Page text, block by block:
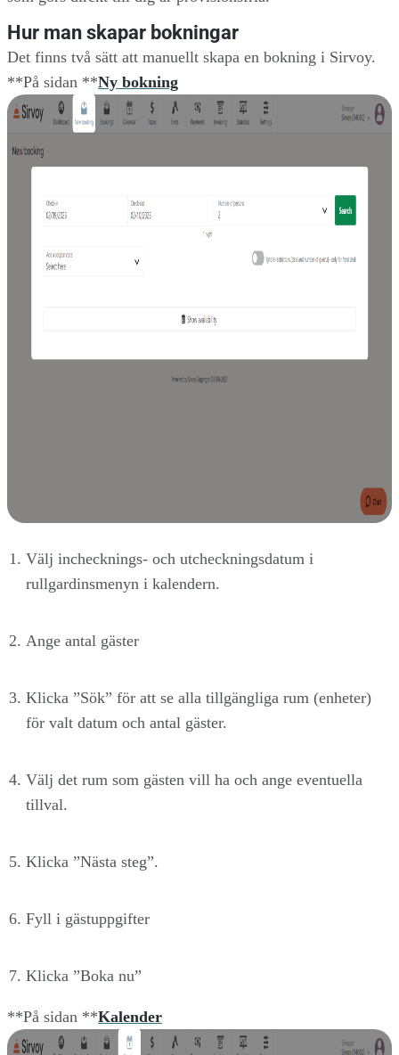
Hur man skapar bokningar
Det finns två sätt att manuellt skapa en bokning i Sirvoy.
**På sidan **Ny bokning
Välj inchecknings- och utcheckningsdatum i
rullgardinsmenyn i kalendern.
Ange antal gäster
Klicka ”Sök” för att se alla tillgängliga rum (enheter)
för valt datum och antal gäster.
Välj det rum som gästen vill ha och ange eventuella
tillval.
Klicka ”Nästa steg”.
Fyll i gästuppgifter
Klicka ”Boka nu”
**På sidan **Kalender